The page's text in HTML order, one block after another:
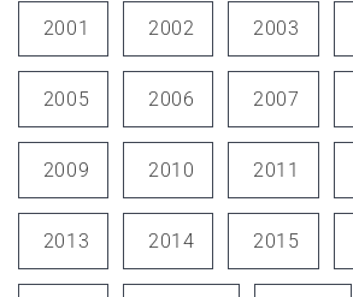
2001 2002 2003
2005 2006 2007
2009 2010 2011
2013 2014 2015